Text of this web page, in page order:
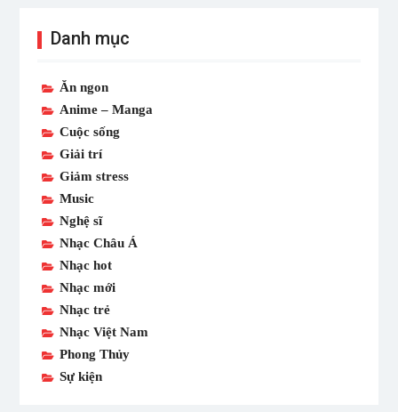
Danh mục
Ăn ngon
Anime – Manga
Cuộc sống
Giải trí
Giảm stress
Music
Nghệ sĩ
Nhạc Châu Á
Nhạc hot
Nhạc mới
Nhạc trẻ
Nhạc Việt Nam
Phong Thủy
Sự kiện